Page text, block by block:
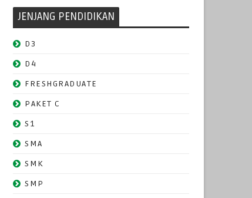
JENJANG PENDIDIKAN
D3
D4
FRESHGRADUATE
PAKET C
S1
SMA
SMK
SMP